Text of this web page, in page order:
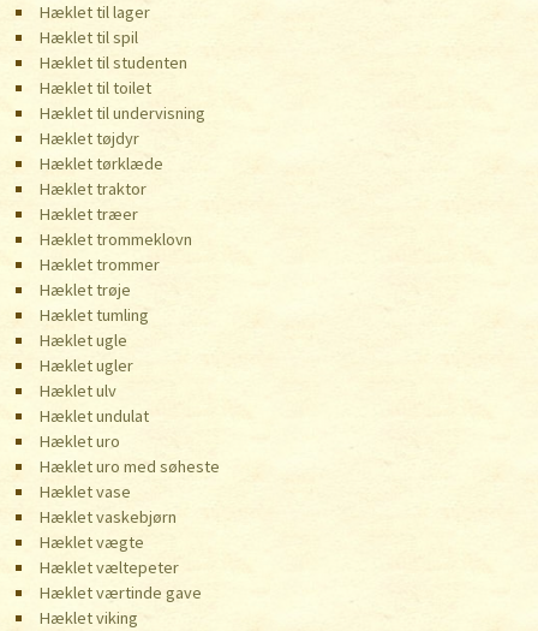
Hæklet til lager
Hæklet til spil
Hæklet til studenten
Hæklet til toilet
Hæklet til undervisning
Hæklet tøjdyr
Hæklet tørklæde
Hæklet traktor
Hæklet træer
Hæklet trommeklovn
Hæklet trommer
Hæklet trøje
Hæklet tumling
Hæklet ugle
Hæklet ugler
Hæklet ulv
Hæklet undulat
Hæklet uro
Hæklet uro med søheste
Hæklet vase
Hæklet vaskebjørn
Hæklet vægte
Hæklet væltepeter
Hæklet værtinde gave
Hæklet viking